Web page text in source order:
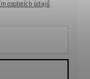
osobních údajů.